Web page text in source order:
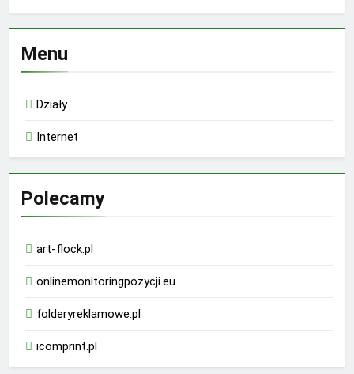
Menu
Działy
Internet
Polecamy
art-flock.pl
onlinemonitoringpozycji.eu
folderyreklamowe.pl
icomprint.pl